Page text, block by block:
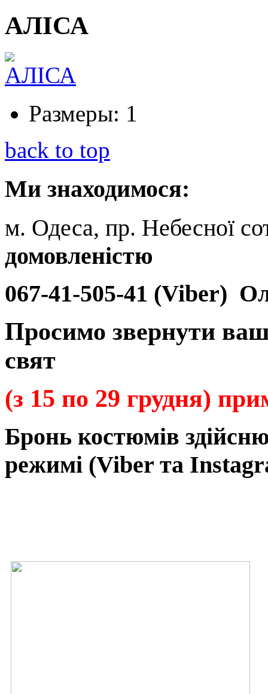
АЛІСА
Размеры: 1
back to top
Ми знаходимося:
м. Одеса, пр. Небесної
домовленістю
067-41-505-41 (Viber)
Просимо звернути
свят
(з 15 по 29 грудня)
Бронь костюмів
режимі (Viber та